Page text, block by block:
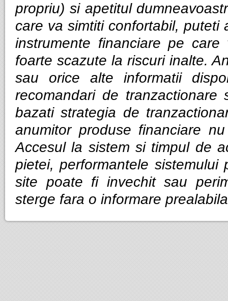
propriu) si apetitul
care va simtiti confortabil, puteti
instrumente financiare pe
foarte scazute la riscuri inalte.
sau orice alte informatii
recomandari de
bazati strategia de
anumitor produse financiare
Accesul la sistem si timpul de
pietei, performantele
site poate fi invechit sau
sterge fara o informare